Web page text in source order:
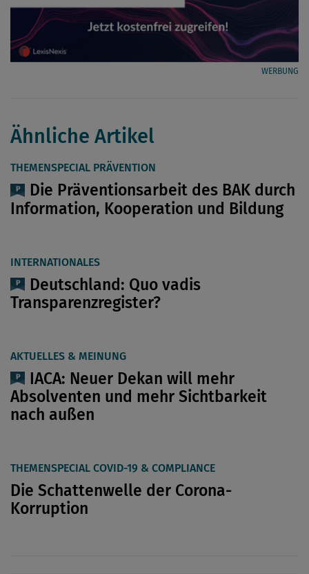
WERBUNG
Ähnliche Artikel
THEMENSPECIAL PRÄVENTION
Die Präventionsarbeit des BAK durch
Information, Kooperation und Bildung
INTERNATIONALES
Deutschland: Quo vadis
Transparenzregister?
AKTUELLES & MEINUNG
IACA: Neuer Dekan will mehr
Absolventen und mehr Sichtbarkeit
nach außen
THEMENSPECIAL COVID-19 & COMPLIANCE
Die Schattenwelle der Corona-
Korruption